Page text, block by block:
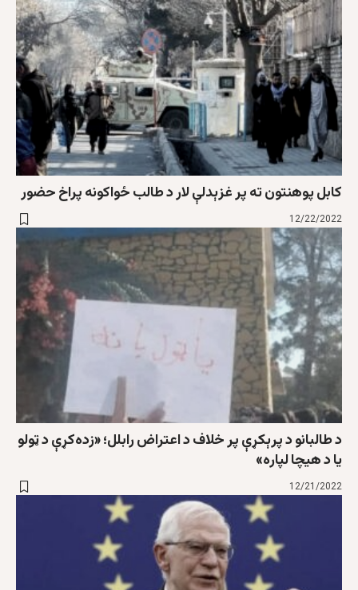
کابل پوهنتون ته پر غزېدلې لار د طالب ځواکونه پراخ حضور
12/22/2022
د طالبانو د پرېکړې پر خلاف د اعتراض رابلل؛ «زده‌کړې د ټولو
یا د هیچا لپاره»
12/21/2022